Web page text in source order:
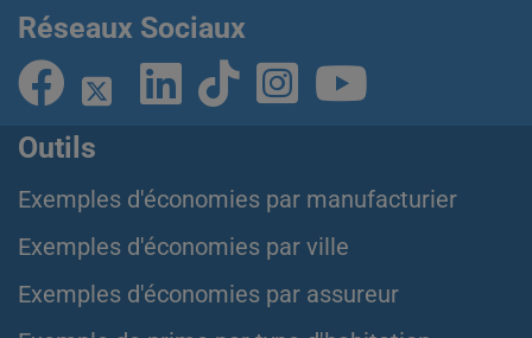
Réseaux Sociaux
Outils
Exemples d'économies par manufacturier
Exemples d'économies par ville
Exemples d'économies par assureur